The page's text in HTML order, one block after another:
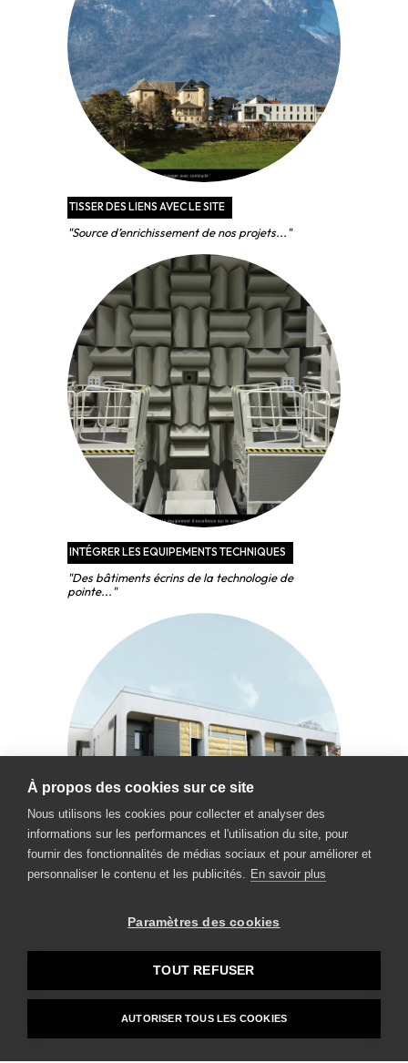
TISSER DES LIENS AVEC LE SITE
"Source d’enrichissement de nos projets..."
INTÉGRER LES EQUIPEMENTS TECHNIQUES
"Des bâtiments écrins de la technologie de
pointe..."
incompatibles..."
L’énergie collaborative alliée à l’expertise pluridisciplinaire Mentions légales
À propos des cookies sur ce site
Nous utilisons les cookies pour collecter et analyser des
informations sur les performances et l'utilisation du site, pour
fournir des fonctionnalités de médias sociaux et pour améliorer et
personnaliser le contenu et les publicités. En savoir plus
Paramètres des cookies
TOUT REFUSER
AUTORISER TOUS LES COOKIES